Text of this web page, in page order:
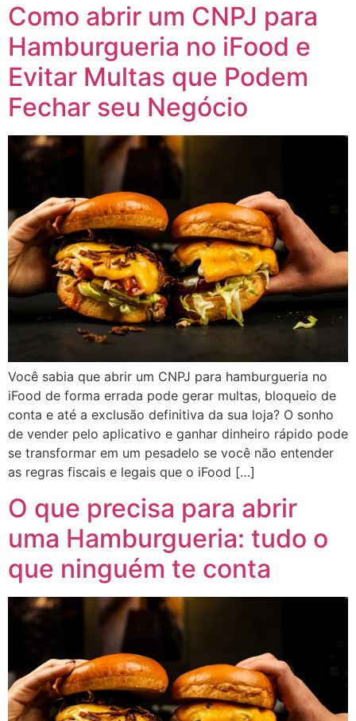
Como abrir um CNPJ para
Hamburgueria no iFood e
Evitar Multas que Podem
Fechar seu Negócio
Você sabia que abrir um CNPJ para hamburgueria no
iFood de forma errada pode gerar multas, bloqueio de
conta e até a exclusão definitiva da sua loja? O sonho
de vender pelo aplicativo e ganhar dinheiro rápido pode
se transformar em um pesadelo se você não entender
as regras fiscais e legais que o iFood […]
O que precisa para abrir
uma Hamburgueria: tudo o
que ninguém te conta